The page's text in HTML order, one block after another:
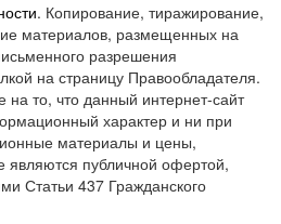
. Копирование, тиражирование,
материалов, размещенных на
разрешения
на страницу Правообладателя.
то, что данный интернет-сайт
характер и ни при
материалы и цены,
публичной офертой,
Статьи 437 Гражданского